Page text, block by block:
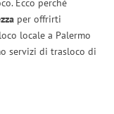
Ecco perché
per offrirti
locale a Palermo
servizi di trasloco di